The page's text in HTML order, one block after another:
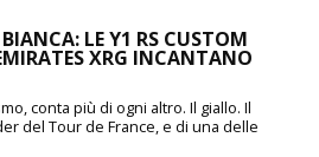
LE Y1 RS CUSTOM
XRG INCANTANO
conta più di ogni altro. Il giallo. Il
del Tour de France, e di una delle